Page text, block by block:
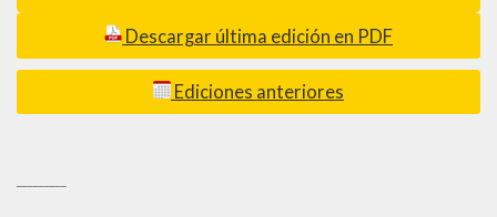
Descargar última edición en PDF
Ediciones anteriores